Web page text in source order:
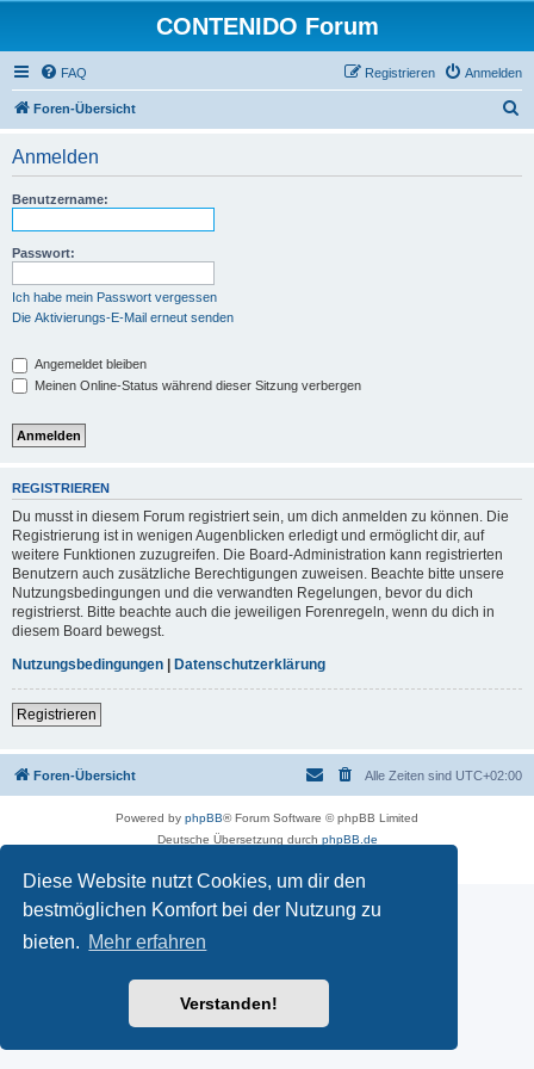
Diese Website nutzt Cookies, um dir den
bestmöglichen Komfort bei der Nutzung zu
bieten. Mehr erfahren
Verstanden!
CONTENIDO Forum
FAQ Anmelden
Registrieren
Foren-Übersicht
Anmelden
Benutzername:
Passwort:
Ich habe mein Passwort vergessen
Die Aktivierungs-E-Mail erneut senden
Angemeldet bleiben
Meinen Online-Status während dieser Sitzung verbergen
REGISTRIEREN
Du musst in diesem Forum registriert sein, um dich anmelden zu können. Die
Registrierung ist in wenigen Augenblicken erledigt und ermöglicht dir, auf
weitere Funktionen zuzugreifen. Die Board-Administration kann registrierten
Benutzern auch zusätzliche Berechtigungen zuweisen. Beachte bitte unsere
Nutzungsbedingungen und die verwandten Regelungen, bevor du dich
registrierst. Bitte beachte auch die jeweiligen Forenregeln, wenn du dich in
diesem Board bewegst.
Nutzungsbedingungen | Datenschutzerklärung
Registrieren
Foren-Übersicht Alle Zeiten sind UTC+02:00
Powered by phpBB® Forum Software © phpBB Limited
Deutsche Übersetzung durch phpBB.de